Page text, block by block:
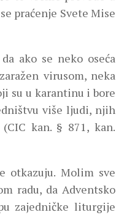
praćenje Svete Mise
ako se neko oseća
virusom, neka
su u karantinu i bore
više ljudi, njih
kan. § 871, kan.
otkazuju. Molim sve
radu, da Adventsko
zajedničke liturgije